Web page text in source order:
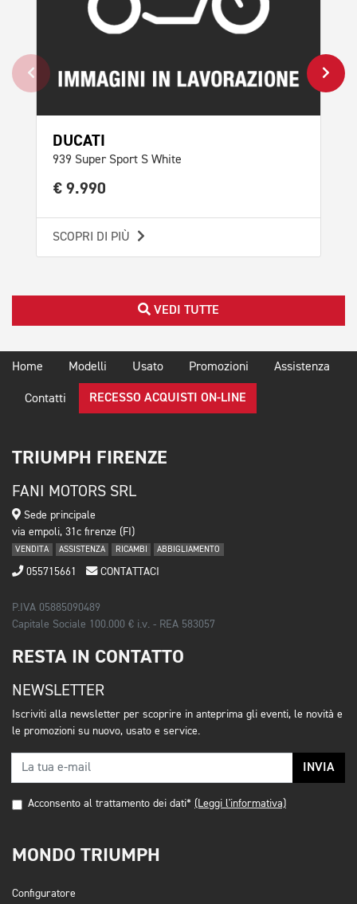
DUCATI
939 Super Sport S White
€ 9.990
SCOPRI DI PIÙ
VEDI TUTTE
Home Modelli Usato Promozioni Assistenza
Contatti RECESSO ACQUISTI ON-LINE
TRIUMPH FIRENZE
FANI MOTORS SRL
Sede principale
via empoli, 31c firenze (FI)
VENDITA ASSISTENZA RICAMBI ABBIGLIAMENTO
055715661 CONTATTACI
P.IVA 05885090489
Capitale Sociale 100.000 € i.v. - REA 583057
RESTA IN CONTATTO
NEWSLETTER
Iscriviti alla newsletter per scoprire in anteprima gli eventi, le novità e
le promozioni su nuovo, usato e service.
INVIA
Acconsento al trattamento dei dati* (Leggi l'informativa)
MONDO TRIUMPH
Configuratore